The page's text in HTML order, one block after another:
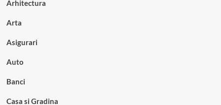
Arhitectura
Arta
Asigurari
Auto
Banci
Casa si Gradina